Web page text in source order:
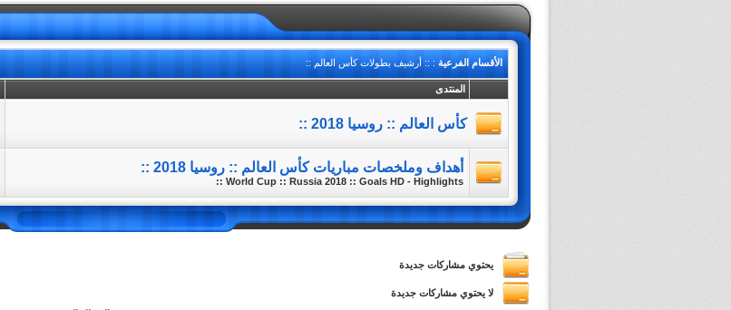
الأقسام الفرعية : :: أرشيف بطولات كأس العالم ::
المنتدى
كأس العالم :: روسيا 2018 ::
أهداف وملخصات مباريات كأس العالم :: روسيا 2018 ::
World Cup :: Russia 2018 :: Goals HD - Highlights ::
يحتوي مشاركات جديدة
لا يحتوي مشاركات جديدة